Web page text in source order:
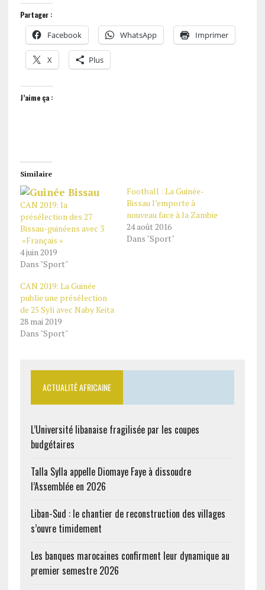
Partager :
Facebook WhatsApp Imprimer
X Plus
J’aime ça :
Similaire
CAN 2019: la
présélection des 27
Bissau-guinéens avec 3
»Français »
4 juin 2019
Dans "Sport"
Football : La Guinée-
Bissau l’emporte à
nouveau face à la Zambie
24 août 2016
Dans "Sport"
CAN 2019: La Guinée
publie une présélection
de 25 Syli avec Naby Keita
28 mai 2019
Dans "Sport"
ACTUALITÉ AFRICAINE
L’Université libanaise fragilisée par les coupes
budgétaires
Talla Sylla appelle Diomaye Faye à dissoudre
l’Assemblée en 2026
Liban-Sud : le chantier de reconstruction des villages
s’ouvre timidement
Les banques marocaines confirment leur dynamique au
premier semestre 2026